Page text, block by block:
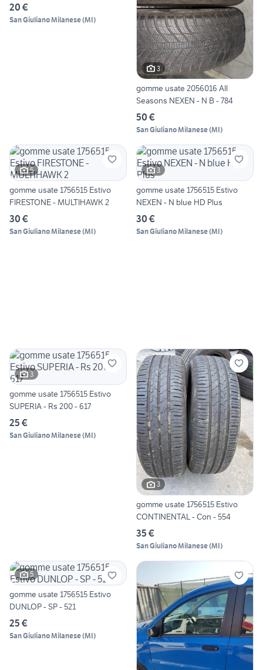
20 €
San Giuliano Milanese(MI)
3
gomme usate 2056016 All
Seasons NEXEN - N B - 784
50 €
San Giuliano Milanese(MI)
5
gomme usate 1756515 Estivo
FIRESTONE - MULTIHAWK 2
30 €
San Giuliano Milanese(MI)
3
gomme usate 1756515 Estivo
NEXEN - N blue HD Plus
30 €
San Giuliano Milanese(MI)
3
gomme usate 1756515 Estivo
SUPERIA - Rs 200 - 617
25 €
San Giuliano Milanese(MI)
3
gomme usate 1756515 Estivo
CONTINENTAL - Con - 554
35 €
San Giuliano Milanese(MI)
5
gomme usate 1756515 Estivo
DUNLOP - SP - 521
25 €
San Giuliano Milanese(MI)